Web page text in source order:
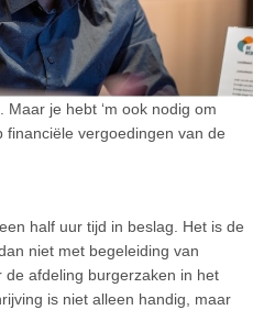
je hebt ‘m ook nodig om
vergoedingen van de
half uur tijd in beslag. Het is de
niet met begeleiding van
afdeling burgerzaken in het
is niet alleen handig, maar